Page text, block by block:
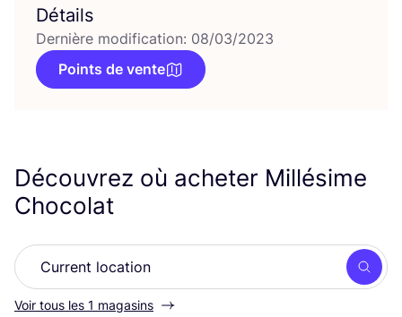
Détails
Dernière modification: 08/03/2023
Points de vente
Découvrez où acheter Millésime
Chocolat
Voir tous les 1 magasins